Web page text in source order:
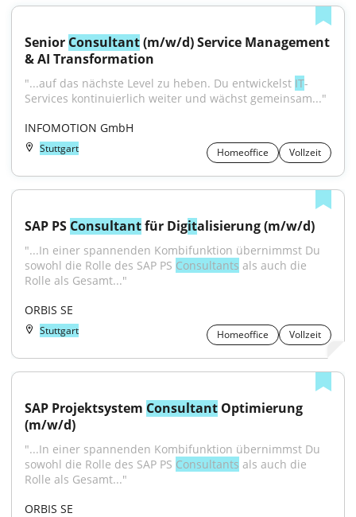
Senior Consultant (m/w/d) Service Management
& AI Transformation
"...auf das nächste Level zu heben. Du entwickelst IT-
Services kontinuierlich weiter und wächst gemeinsam..."
INFOMOTION GmbH
Stuttgart Homeoffice Vollzeit
SAP PS Consultant für Digitalisierung (m/w/d)
"...In einer spannenden Kombifunktion übernimmst Du
sowohl die Rolle des SAP PS Consultants als auch die
Rolle als Gesamt..."
ORBIS SE
Stuttgart Homeoffice Vollzeit
SAP Projektsystem Consultant Optimierung
(m/w/d)
"...In einer spannenden Kombifunktion übernimmst Du
sowohl die Rolle des SAP PS Consultants als auch die
Rolle als Gesamt..."
ORBIS SE